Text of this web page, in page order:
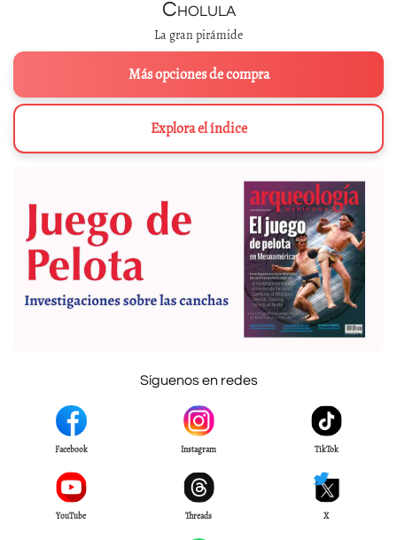
Cholula
La gran pirámide
Más opciones de compra
Explora el índice
Síguenos en redes
Facebook Instagram TikTok
YouTube Threads X